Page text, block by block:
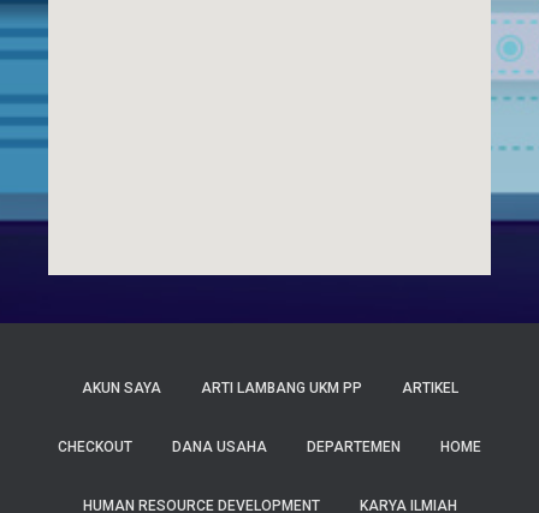
AKUN SAYA ARTI LAMBANG UKM PP ARTIKEL
CHECKOUT DANA USAHA DEPARTEMEN HOME
HUMAN RESOURCE DEVELOPMENT KARYA ILMIAH